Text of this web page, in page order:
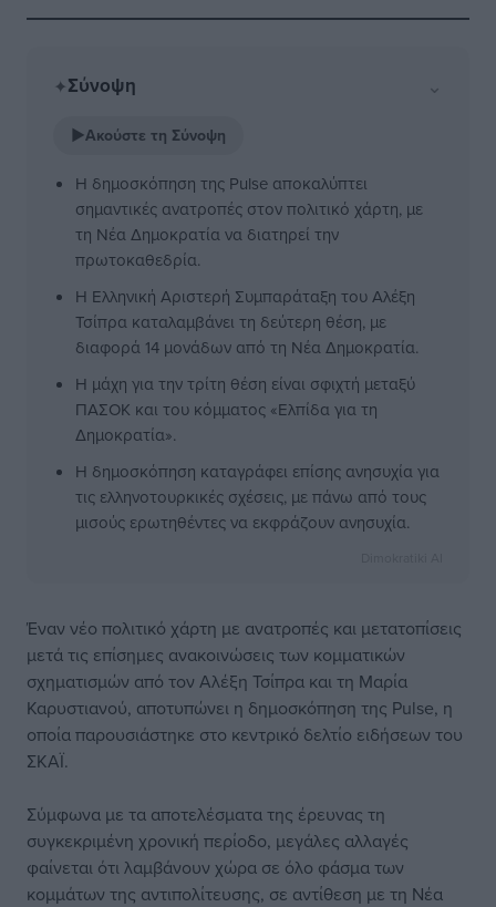
✦Σύνοψη ⌄
▶Ακούστε τη Σύνοψη
Η δημοσκόπηση της Pulse αποκαλύπτει
σημαντικές ανατροπές στον πολιτικό χάρτη, με
τη Νέα Δημοκρατία να διατηρεί την
πρωτοκαθεδρία.
Η Ελληνική Αριστερή Συμπαράταξη του Αλέξη
Τσίπρα καταλαμβάνει τη δεύτερη θέση, με
διαφορά 14 μονάδων από τη Νέα Δημοκρατία.
Η μάχη για την τρίτη θέση είναι σφιχτή μεταξύ
ΠΑΣΟΚ και του κόμματος «Ελπίδα για τη
Δημοκρατία».
Η δημοσκόπηση καταγράφει επίσης ανησυχία για
τις ελληνοτουρκικές σχέσεις, με πάνω από τους
μισούς ερωτηθέντες να εκφράζουν ανησυχία.
Έναν νέο πολιτικό χάρτη με ανατροπές και μετατοπίσεις
μετά τις επίσημες ανακοινώσεις των κομματικών
σχηματισμών από τον Αλέξη Τσίπρα και τη Μαρία
Καρυστιανού, αποτυπώνει η δημοσκόπηση της Pulse, η
οποία παρουσιάστηκε στο κεντρικό δελτίο ειδήσεων του
ΣΚΑΪ.
Σύμφωνα με τα αποτελέσματα της έρευνας τη
συγκεκριμένη χρονική περίοδο, μεγάλες αλλαγές
φαίνεται ότι λαμβάνουν χώρα σε όλο φάσμα των
κομμάτων της αντιπολίτευσης, σε αντίθεση με τη Νέα